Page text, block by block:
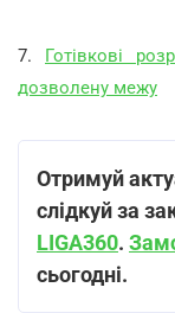
7. Готівкові
дозволену межу
Отримуй
слідкуй за
LIGA360.
сьогодні.